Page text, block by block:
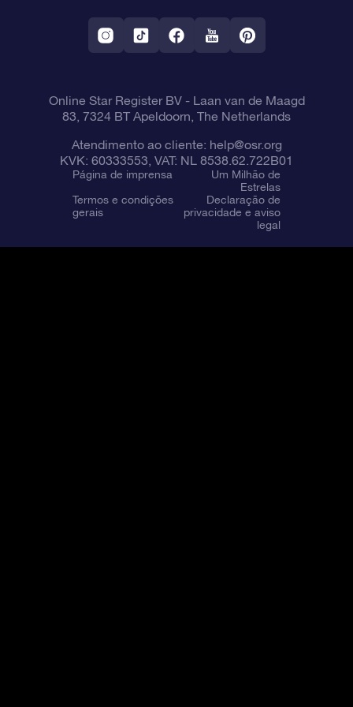
Aplicativo RV Fly me to the stars
Constelações
Online Star Register BV- Laan van de Maagd
83, 7324 BT Apeldoorn, The Netherlands
Atendimento ao cliente: help@osr.org
KVK: 60333553, VAT: NL 8538.62.722B01
Página de imprensa
Um Milhão de
Estrelas
Termos e condições
gerais
Declaração de
privacidade e aviso
legal